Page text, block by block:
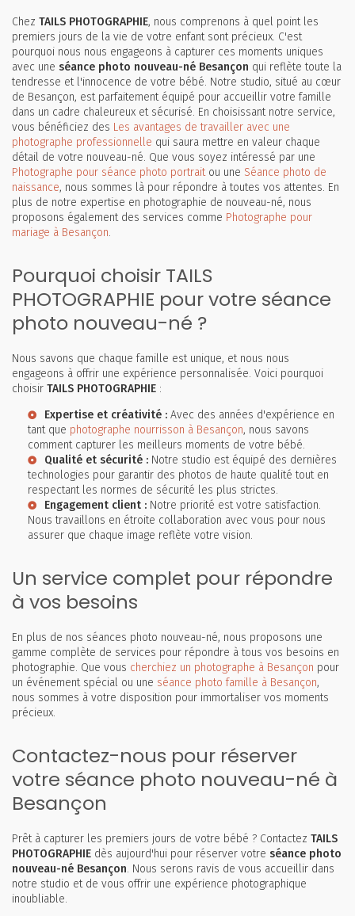
Chez TAILS PHOTOGRAPHIE, nous comprenons à quel point les
premiers jours de la vie de votre enfant sont précieux. C'est
pourquoi nous nous engageons à capturer ces moments uniques
avec une séance photo nouveau-né Besançon qui reflète toute la
tendresse et l'innocence de votre bébé. Notre studio, situé au cœur
de Besançon, est parfaitement équipé pour accueillir votre famille
dans un cadre chaleureux et sécurisé. En choisissant notre service,
vous bénéficiez des Les avantages de travailler avec une
photographe professionnelle qui saura mettre en valeur chaque
détail de votre nouveau-né. Que vous soyez intéressé par une
Photographe pour séance photo portraitou une Séance photo de
naissance, nous sommes là pour répondre à toutes vos attentes. En
plus de notre expertise en photographie de nouveau-né, nous
proposons également des services comme Photographe pour
mariage à Besançon.
Pourquoi choisir TAILS
PHOTOGRAPHIE pour votre séance
photo nouveau-né ?
Nous savons que chaque famille est unique, et nous nous
engageons à offrir une expérience personnalisée. Voici pourquoi
choisir TAILS PHOTOGRAPHIE :
Expertise et créativité : Avec des années d'expérience en
tant que photographe nourrisson à Besançon, nous savons
comment capturer les meilleurs moments de votre bébé.
Qualité et sécurité : Notre studio est équipé des dernières
technologies pour garantir des photos de haute qualité tout en
respectant les normes de sécurité les plus strictes.
Engagement client : Notre priorité est votre satisfaction.
Nous travaillons en étroite collaboration avec vous pour nous
assurer que chaque image reflète votre vision.
Un service complet pour répondre
à vos besoins
En plus de nos séances photo nouveau-né, nous proposons une
gamme complète de services pour répondre à tous vos besoins en
photographie. Que vous cherchiez un photographe à Besançon pour
un événement spécial ou une séance photo famille à Besançon,
nous sommes à votre disposition pour immortaliser vos moments
précieux.
Contactez-nous pour réserver
votre séance photo nouveau-né à
Besançon
Prêt à capturer les premiers jours de votre bébé ? Contactez TAILS
PHOTOGRAPHIE dès aujourd'hui pour réserver votre séance photo
nouveau-né Besançon. Nous serons ravis de vous accueillir dans
notre studio et de vous offrir une expérience photographique
inoubliable.